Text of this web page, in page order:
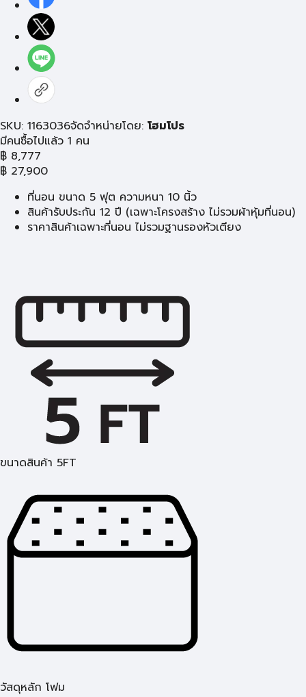
SKU: 1163036จัดจำหน่ายโดย: โฮมโปร
มีคนซื้อไปแล้ว 1 คน
฿ 8,777
฿ 27,900
ที่นอน ขนาด 5 ฟุต ความหนา 10 นิ้ว
สินค้ารับประกัน 12 ปี (เฉพาะโครงสร้าง ไม่รวมผ้าหุ้มที่นอน)
ราคาสินค้าเฉพาะที่นอน ไม่รวมฐานรองหัวเตียง
ขนาดสินค้า 5FT
วัสดุหลัก โฟม